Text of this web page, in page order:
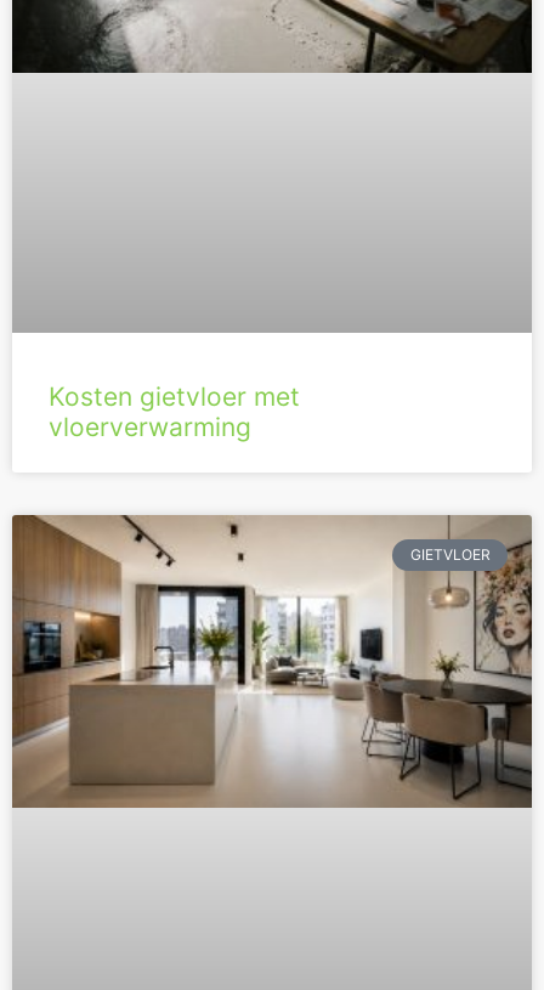
Kosten gietvloer met
vloerverwarming
GIETVLOER